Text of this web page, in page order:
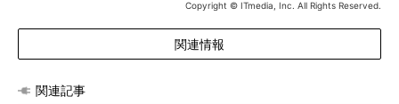
Copyright © ITmedia, Inc. All Rights Reserved.
関連情報
関連記事